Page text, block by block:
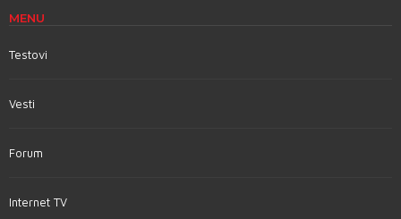
MENU
Testovi
Vesti
Forum
Internet TV